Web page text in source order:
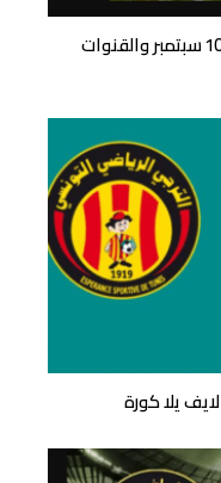
بث مباشر جدول مباريات اليوم الثلاثاء 10 سبتمبر والقنوات
يلا كورة